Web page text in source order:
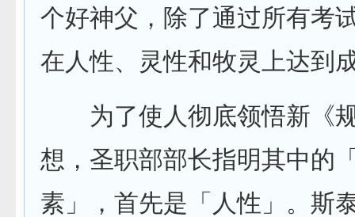
个好神父，除了通过所有考
在人性、灵性和牧灵上达到
为了使人彻底领悟新《
想，圣职部部长指明其中的
素」，首先是「人性」。斯